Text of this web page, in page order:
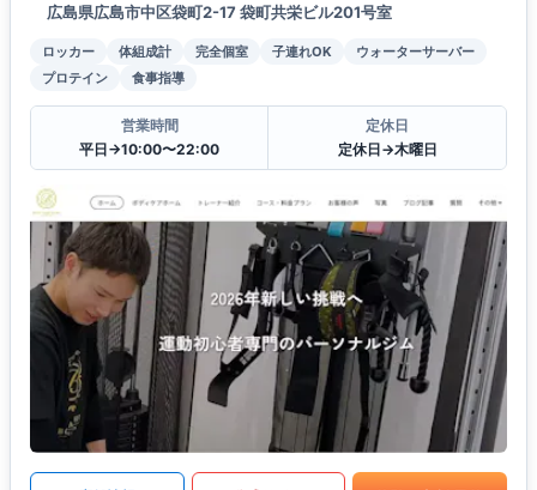
広島県広島市中区袋町2-17 袋町共栄ビル201号室
ロッカー 体組成計 完全個室 子連れOK
ウォーターサーバー
プロテイン
食事指導
営業時間
平日→10:00〜22:00
定休日
定休日→木曜日